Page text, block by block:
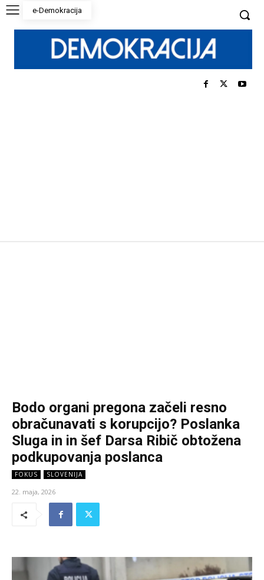
e-Demokracija
Bodo organi pregona začeli resno
obračunavati s korupcijo? Poslanka
Sluga in in šef Darsa Ribič obtožena
podkupovanja poslanca
FOKUS SLOVENIJA
22. maja, 2026